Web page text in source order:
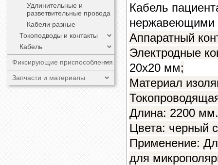
Удлинительные и
разветвительные провода
Кабели разные
Токоподводы и контакты
Кабель
Фиксирующие приспособления
Запчасти и материалы
Кабель
нержавеющими
Аппаратный
Электродные
20х20 мм;
Материал
Длина: 2200
Цвета: черный
Применение:
для